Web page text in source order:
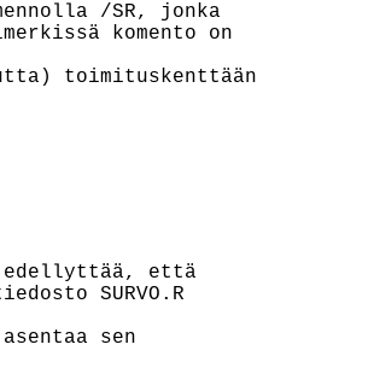
/SR, jonka
komento on
toimituskenttään
edellyttää, että
SURVO.R
sen